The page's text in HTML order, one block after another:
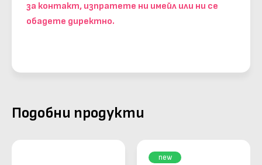
за контакт, изпратете ни имейл или ни се
обадете директно.
Подобни продукти
new